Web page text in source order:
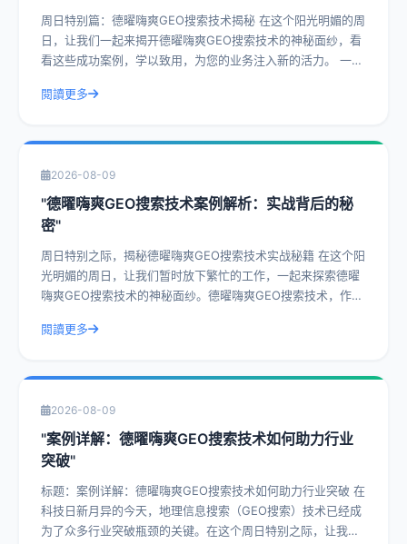
周日特别篇：德曜嗨爽GEO搜索技术揭秘 在这个阳光明媚的周
日，让我们一起来揭开德曜嗨爽GEO搜索技术的神秘面纱，看
看这些成功案例，学以致用，为您的业务注入新的活力。 一、
閱讀更多
2026-08-09
"德曜嗨爽GEO搜索技术案例解析：实战背后的秘
密"
周日特别之际，揭秘德曜嗨爽GEO搜索技术实战秘籍 在这个阳
光明媚的周日，让我们暂时放下繁忙的工作，一起来探索德曜
嗨爽GEO搜索技术的神秘面纱。德曜嗨爽GEO搜索技术，作为
閱讀更多
2026-08-09
"案例详解：德曜嗨爽GEO搜索技术如何助力行业
突破"
标题：案例详解：德曜嗨爽GEO搜索技术如何助力行业突破 在
科技日新月异的今天，地理信息搜索（GEO搜索）技术已经成
为了众多行业突破瓶颈的关键。在这个周日特别之际，让我们